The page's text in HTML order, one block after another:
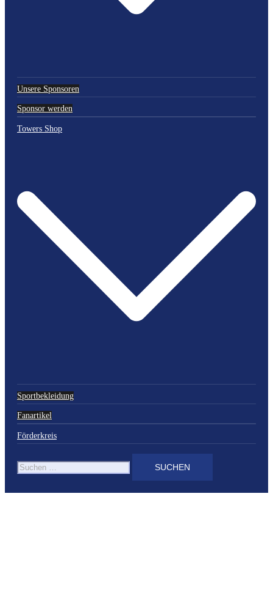
Unsere Sponsoren
Sponsor werden
Towers Shop
Sportbekleidung
Fanartikel
Förderkreis
Suchen
nach: